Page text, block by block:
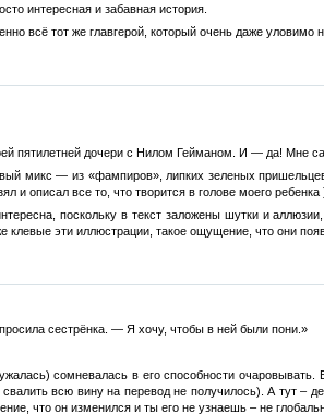
интересная и забавная история.
всё тот же главгерой, который очень даже уловимо
пятилетней дочери с Нилом Гейманом. И — да! Мне
микс — из «фампиров», липких зеленых
и описал все то, что творится в голове моего ребенка
поскольку в текст заложены шутки и
эти иллюстрации, такое ощущение, что они
сестрёнка. — Я хочу, чтобы в ней были пони.»
сомневалась в его способности
всю вину на перевод не получилось). А тут –
что он изменился и ты его не узнаешь – не